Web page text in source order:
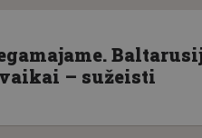
– sužeisti